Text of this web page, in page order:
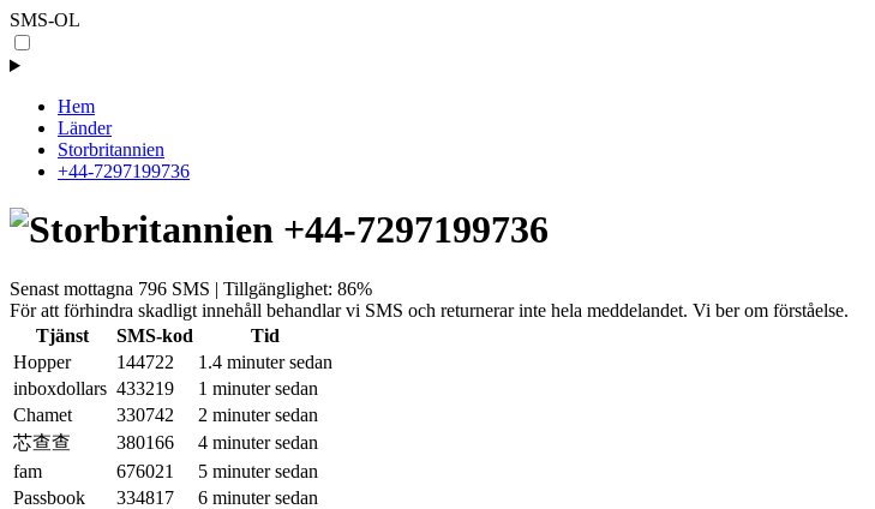
SMS-OL
Hem
Länder
Storbritannien
+44-7297199736
+44-7297199736
Senast mottagna 796 SMS | Tillgänglighet: 86%
För att förhindra skadligt innehåll behandlar vi SMS och returnerar inte hela meddelandet. Vi ber om förståelse.
Tjänst
SMS-kod
Tid
Hopper
144722
1.4 minuter sedan
inboxdollars 433219
1 minuter sedan
Chamet
330742
2 minuter sedan
芯查查
380166
4 minuter sedan
fam
676021
5 minuter sedan
Passbook
334817
6 minuter sedan